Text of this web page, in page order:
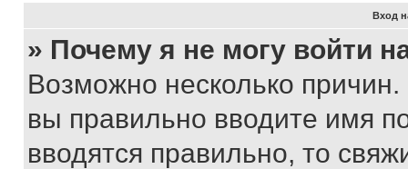
Вход
» Почему я не могу войти
Возможно несколько
вы правильно вводите имя
вводятся правильно, то